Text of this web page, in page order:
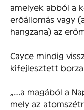
amelyek abból a
erőállomás vagy
hangzana) az
Cayce mindig
kifejlesztett
„…a magából a
mely az